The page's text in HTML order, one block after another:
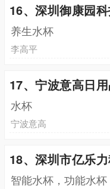
16、深圳御康园
养生水杯
李高平
17、宁波意高日
水杯
宁波意高
18、深圳市亿乐
智能水杯，功能水杯